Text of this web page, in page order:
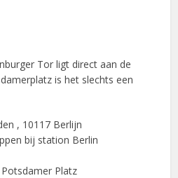
Tor ligt direct aan de
is het slechts een
, 10117 Berlijn
bij station Berlin
Platz